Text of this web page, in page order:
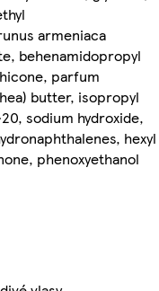
armeniaca
behenamidopropyl
parfum
butter, isopropyl
sodium hydroxide,
hexyl
phenoxyethanol